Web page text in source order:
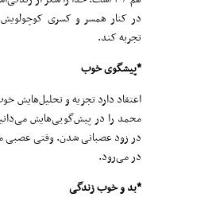
در کنار همسر و کسری کوچولویش
تجربه کند.
*پیشگوی خوب
اعتقاد دارد تجزیه و تحلیل‌هایش
محمد را در پیش‌گویی‌هایش
در زود عصبانی شدن. وقتی عصبی
در می‌رود.
*بد و خوب زندگی